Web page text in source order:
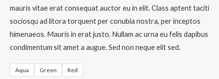
mauris vitae erat consequat auctor eu in elit. Class aptent taciti
sociosqu ad litora torquent per conubia nostra, per inceptos
himenaeos. Mauris in erat justo. Nullam ac urna eu felis dapibus
condimentum sit amet a augue. Sed non neque elit sed.
Aqua Green Red